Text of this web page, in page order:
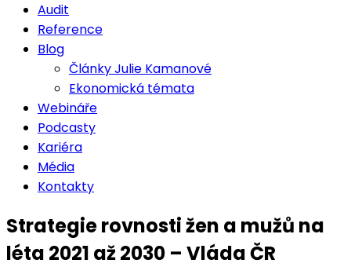
Audit
Reference
Blog
Články Julie Kamanové
Ekonomická témata
Webináře
Podcasty
Kariéra
Média
Kontakty
Strategie rovnosti žen a mužů na
léta 2021 až 2030 – Vláda ČR